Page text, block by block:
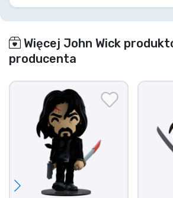
bawełną PP i jest wykonany z
minky! Idealny do przytulania i
najlepszym kumplem, gdy
O John Wick:
John Wick to seria thrillerów akcji
Dereka Kolstada. Seria opowiada
byłym płatnym zabójcy, który
powrotem do przestępczego
Katalizatorem wydarzeń była
szczeniaka Daisy. Pokazuje, że
najlepszym przyjacielem człowieka.
Więcej John Wick
producenta